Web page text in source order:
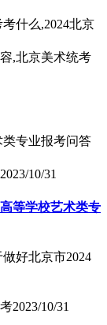
,北京美术统考
类专业报考问答
2023/10/31
等学校艺术类专
好北京市2024
2023/10/31